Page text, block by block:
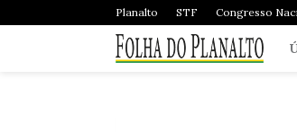
Planalto STF Congresso